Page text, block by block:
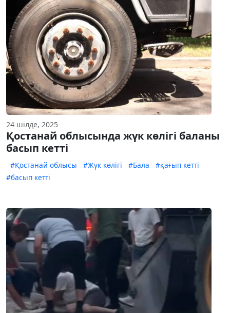
24 шілде, 2025
Қостанай облысында жүк көлігі баланы
басып кетті
#Қостанай облысы #Жүк көлігі #Бала
#қағып кетті
#басып кетті